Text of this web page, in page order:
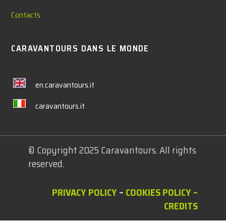
Contacts
CARAVANTOURS DANS LE MONDE
en.caravantours.it
caravantours.it
© Copyright 2025 Caravantours. All rights
reserved.
PRIVACY POLICY– COOKIES POLICY–
CREDITS